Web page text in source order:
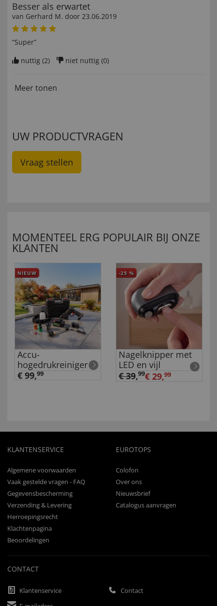
Besser als erwartet
van Gerhard M. door 23.06.2019
“Super”
nuttig (2) niet nuttig (0)
Meer tonen
UW PRODUCTVRAGEN
Vraag stellen
MOMENTEEL ERG POPULAIR BIJ ONZE
KLANTEN
NIEUW
Accu-
hogedrukreiniger
€ 99,99
-25 %
Nagelknipper met
LED en vijl
€ 39,99€ 29,99
KLANTENSERVICE
Algemene voorwaarden
Vaak gestelde vragen - FAQ
Gegevensbescherming
Verzending & Levering
Herroepingsrecht
Klachtenpagina
Beoordelingen
EUROTOPS
Colofon
Over ons
Nieuwsbrief
Catalogus aanvragen
CONTACT
Klantenservice
Contact